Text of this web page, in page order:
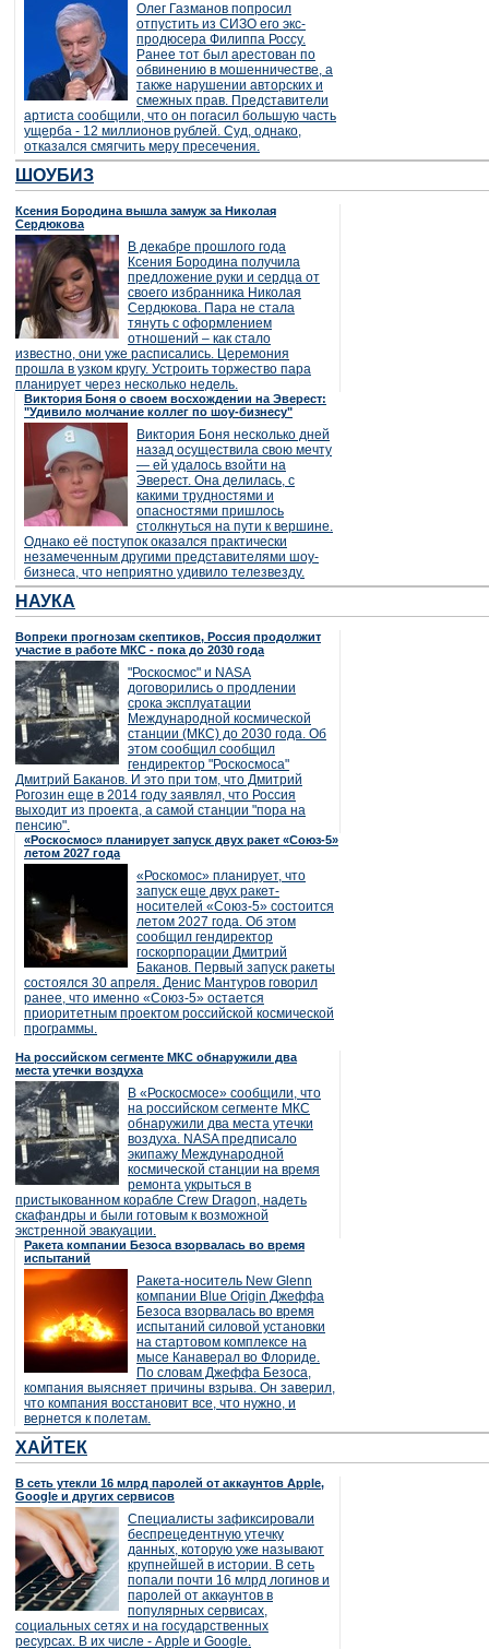
Олег Газманов попросил
отпустить из СИЗО его экс-
продюсера Филиппа Россу.
Ранее тот был арестован по
обвинению в мошенничестве, а
также нарушении авторских и
смежных прав. Представители
артиста сообщили, что он погасил большую часть
ущерба - 12 миллионов рублей. Суд, однако,
отказался смягчить меру пресечения.
ШОУБИЗ
Ксения Бородина вышла замуж за Николая
Сердюкова
В декабре прошлого года
Ксения Бородина получила
предложение руки и сердца от
своего избранника Николая
Сердюкова. Пара не стала
тянуть с оформлением
отношений – как стало
известно, они уже расписались. Церемония
прошла в узком кругу. Устроить торжество пара
планирует через несколько недель.
Виктория Боня о своем восхождении на Эверест:
"Удивило молчание коллег по шоу-бизнесу"
Виктория Боня несколько дней
назад осуществила свою мечту
— ей удалось взойти на
Эверест. Она делилась, с
какими трудностями и
опасностями пришлось
столкнуться на пути к вершине.
Однако её поступок оказался практически
незамеченным другими представителями шоу-
бизнеса, что неприятно удивило телезвезду.
НАУКА
Вопреки прогнозам скептиков, Россия продолжит
участие в работе МКС - пока до 2030 года
"Роскосмос" и NASA
договорились о продлении
срока эксплуатации
Международной космической
станции (МКС) до 2030 года. Об
этом сообщил сообщил
гендиректор "Роскосмоса"
Дмитрий Баканов. И это при том, что Дмитрий
Рогозин еще в 2014 году заявлял, что Россия
выходит из проекта, а самой станции "пора на
пенсию".
«Роскосмос» планирует запуск двух ракет «Союз-5»
летом 2027 года
«Роскомос» планирует, что
запуск еще двух ракет-
носителей «Союз-5» состоится
летом 2027 года. Об этом
сообщил гендиректор
госкорпорации Дмитрий
Баканов. Первый запуск ракеты
состоялся 30 апреля. Денис Мантуров говорил
ранее, что именно «Союз-5» остается
приоритетным проектом российской космической
программы.
На российском сегменте МКС обнаружили два
места утечки воздуха
В «Роскосмосе» сообщили, что
на российском сегменте МКС
обнаружили два места утечки
воздуха. NASA предписало
экипажу Международной
космической станции на время
ремонта укрыться в
пристыкованном корабле Crew Dragon, надеть
скафандры и были готовым к возможной
экстренной эвакуации.
Ракета компании Безоса взорвалась во время
испытаний
Ракета-носитель New Glenn
компании Blue Origin Джеффа
Безоса взорвалась во время
испытаний силовой установки
на стартовом комплексе на
мысе Канаверал во Флориде.
По словам Джеффа Безоса,
компания выясняет причины взрыва. Он заверил,
что компания восстановит все, что нужно, и
вернется к полетам.
ХАЙТЕК
В сеть утекли 16 млрд паролей от аккаунтов Apple,
Google и других сервисов
Специалисты зафиксировали
беспрецедентную утечку
данных, которую уже называют
крупнейшей в истории. В сеть
попали почти 16 млрд логинов и
паролей от аккаунтов в
популярных сервисах,
социальных сетях и на государственных
ресурсах. В их числе - Apple и Google.